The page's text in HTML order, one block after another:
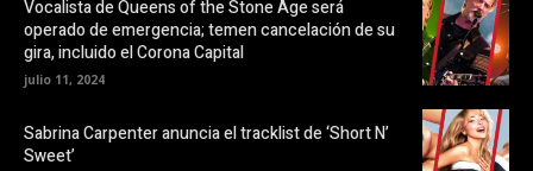
k
(
S
e
a
e
n
n
t
a
n
v
Vocalista de Queens of the Stone Age será
operado de emergencia; temen cancelación de su
gira, incluido el Corona Capital
julio 11, 2024
Sabrina Carpenter anuncia el tracklist de ‘Short N’
Sweet’